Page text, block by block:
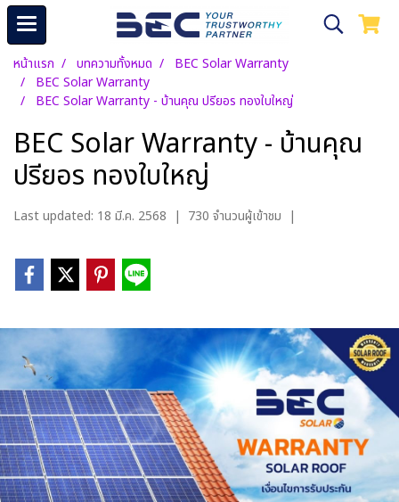
หน้าแรก บทความทั้งหมด
BEC Solar Warranty
BEC Solar Warranty
BEC Solar Warranty - บ้านคุณ ปรียอร ทองใบใหญ่
BEC Solar Warranty - บ้านคุณ
ปรียอร ทองใบใหญ่
Last updated: 18 มี.ค. 2568 | 730 จำนวนผู้เข้าชม |